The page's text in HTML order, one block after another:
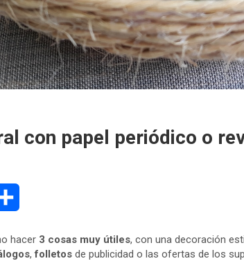
con papel periódico o
m
hacer 3 cosas muy útiles, con una decoración
, folletos de publicidad o las ofertas de los